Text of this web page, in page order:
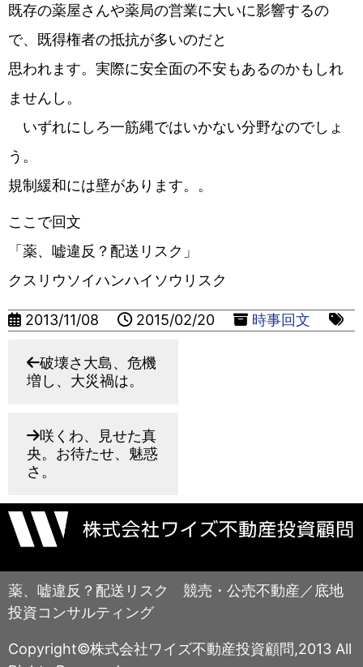
既存の薬屋さんや薬局の営業に大いに影響するの
で、既得権者の抵抗が多いのだと
思われます。実際に安全面の不安もあるのかもしれ
ませんし。
いずれにしろ一筋縄ではいかない分野なのでしょ
う。
規制緩和には壁があります。。
ここで回文
「薬、嘘違反？配送リスク」
クスリウソイハンハイソウリスク
2013/11/08 2015/02/20 時事回文
破壊さ大島、危機
増し、大災禍は。
咲くわ、見せた真
央。お待たせ、魅惑
さ。
薬、嘘違反？配送リスク 競売・公売不動産／底地
投資コンサルティング
Copyright©株式会社ワイズ不動産投資顧問,2013 All